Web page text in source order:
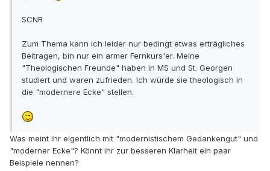
SCNR
Zum Thema kann ich leider nur bedingt etwas erträgliches
Beitragen, bin nur ein armer Fernkurs'er. Meine
"Theologischen Freunde" haben in MS und St. Georgen
studiert und waren zufrieden. Ich würde sie theologisch in
die "modernere Ecke" stellen.
Was meint ihr eigentlich mit "modernistischem Gedankengut" und
"moderner Ecke"? Könnt ihr zur besseren Klarheit ein paar
Beispiele nennen?